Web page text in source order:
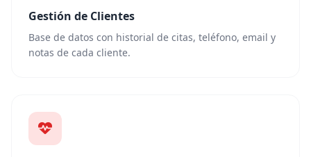
Gestión de Clientes
Base de datos con historial de citas, teléfono, email y
notas de cada cliente.